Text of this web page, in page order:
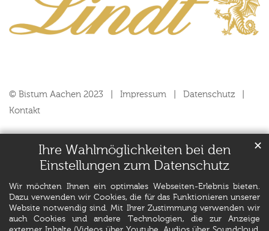
Ihre Wahlmöglichkeiten bei den
Einstellungen zum Datenschutz
Wir möchten Ihnen ein optimales Webseiten-Erlebnis bieten.
Dazu verwenden wir Cookies, die für das Funktionieren unserer
Website notwendig sind. Mit Ihrer Zustimmung verwenden wir
auch Cookies und andere Technologien, die zur Anzeige
✕
© Bistum Aachen 2023 Impressum
Datenschutz
Kontakt